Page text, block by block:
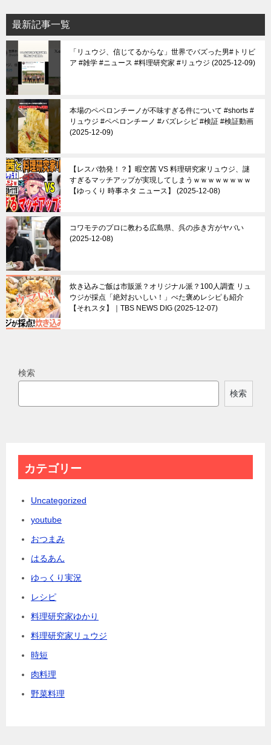
最新記事一覧
「リュウジ、信じてるからな」世界でバズった男#トリビ
ア #雑学 #ニュース #料理研究家 #リュウジ 2025-12-09
本場のペペロンチーノが不味すぎる件について #shorts #
リュウジ #ペペロンチーノ #バズレシピ #検証 #検証動画
2025-12-09
【レスバ勃発！？】暇空茜 VS 料理研究家リュウジ、謎
すぎるマッチアップが実現してしまうｗｗｗｗｗｗｗｗ
【ゆっくり 時事ネタ ニュース】
2025-12-08
コワモテのプロに教わる広島県、呉の歩き方がヤバい
2025-12-08
炊き込みご飯は市販派？オリジナル派？100人調査 リュ
ウジが採点「絶対おいしい！」べた褒めレシピも紹介
【それスタ】｜TBS NEWS DIG 2025-12-07
検索
検索
カテゴリー
Uncategorized
youtube
おつまみ
はるあん
ゆっくり実況
レシピ
料理研究家ゆかり
料理研究家リュウジ
時短
肉料理
野菜料理